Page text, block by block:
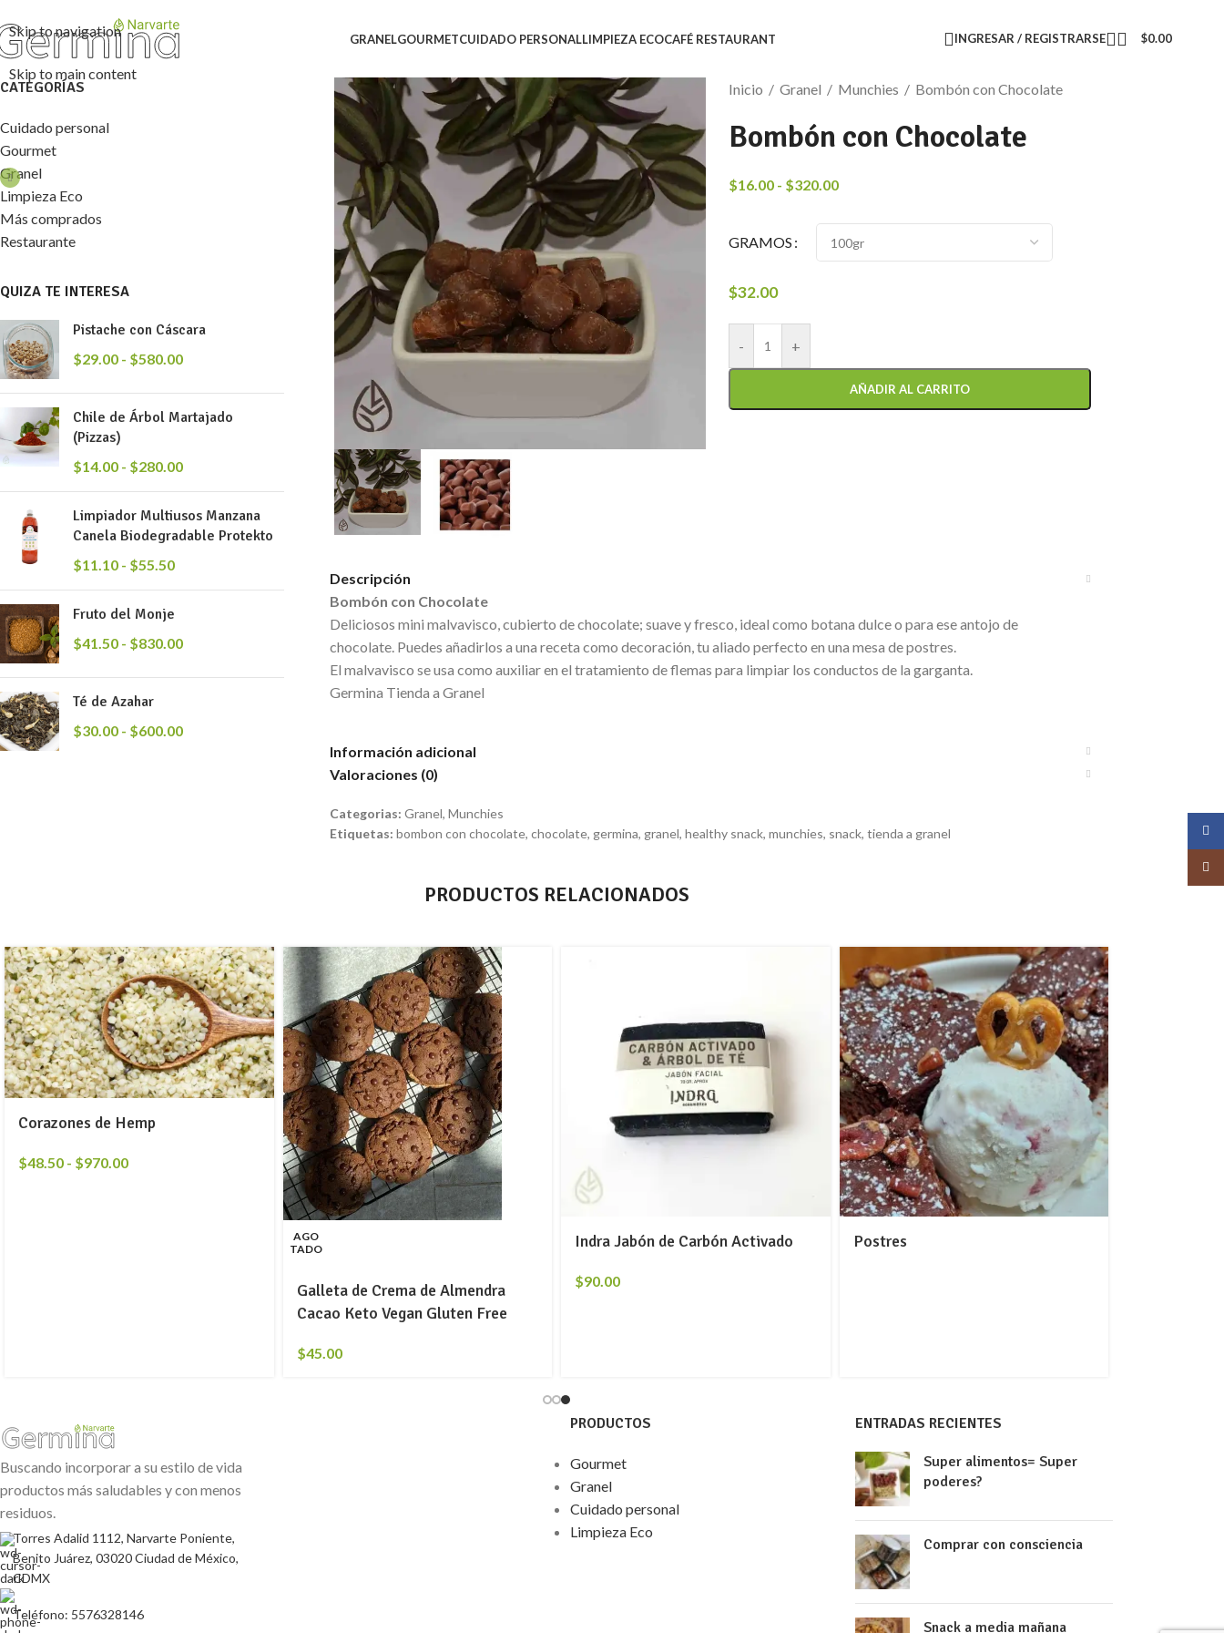
Skip to navigation
Skip to main content
GRANELGOURMETCUIDADO PERSONALLIMPIEZA ECOCAFÉ RESTAURANT INGRESAR / REGISTRARSE $0.00
CATEGORÍAS
Cuidado personal
Gourmet
Granel
Limpieza Eco
Más comprados
Restaurante
QUIZA TE INTERESA
Pistache con Cáscara
$29.00 - $580.00
Chile de Árbol Martajado
(Pizzas)
$14.00 - $280.00
Limpiador Multiusos Manzana
Canela Biodegradable Protekto
$11.10 - $55.50
Fruto del Monje
$41.50 - $830.00
Té de Azahar
$30.00 - $600.00
Inicio / Granel / Munchies / Bombón con Chocolate
Bombón con Chocolate
$16.00 - $320.00
GRAMOS
$32.00
- +
AÑADIR AL CARRITO
Descripción
Bombón con Chocolate
Deliciosos mini malvavisco, cubierto de chocolate; suave y fresco, ideal como botana dulce o para ese antojo de
chocolate. Puedes añadirlos a una receta como decoración, tu aliado perfecto en una mesa de postres.
El malvavisco se usa como auxiliar en el tratamiento de flemas para limpiar los conductos de la garganta.
Germina Tienda a Granel
Información adicional
Valoraciones (0)
Categorias:Granel,Munchies
Etiquetas:bombon con chocolate,chocolate, germina, granel,healthy snack,munchies, snack,tienda a granel
PRODUCTOS RELACIONADOS
Corazones de Hemp
$48.50 - $970.00
AGO
TADO
Galleta de Crema de Almendra
Cacao Keto Vegan Gluten Free
$45.00
Indra Jabón de Carbón Activado
$90.00
Postres
Buscando incorporar a su estilo de vida
productos más saludables y con menos
residuos.
Torres Adalid 1112, Narvarte Poniente,
Benito Juárez, 03020 Ciudad de México,
CDMX
Teléfono: 5576328146
PRODUCTOS
Gourmet
Granel
Cuidado personal
Limpieza Eco
ENTRADAS RECIENTES
Super alimentos= Super
poderes?
Comprar con consciencia
Snack a media mañana